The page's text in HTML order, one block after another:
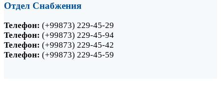
Отдел Снабжения
Телефон: (+99873) 229-45-29
Телефон: (+99873) 229-45-94
Телефон: (+99873) 229-45-42
Телефон: (+99873) 229-45-59